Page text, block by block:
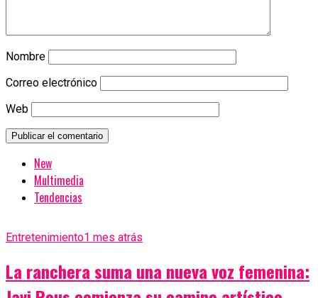
Nombre
Correo electrónico
Web
New
Multimedia
Tendencias
Entretenimiento1 mes atrás
La ranchera suma una nueva voz femenina: